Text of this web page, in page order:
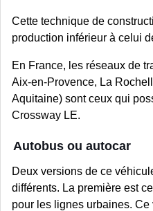
Cette technique de
production inférieur à celui
En France, les réseaux de
Aix-en-Provence, La
Aquitaine) sont ceux qui
Crossway LE.
Autobus ou autocar
Deux versions de ce
différents. La première est
pour les lignes urbaines.